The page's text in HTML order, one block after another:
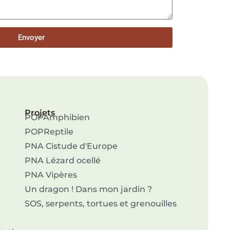
Envoyer
Projets
POPAmphibien
POPReptile
PNA Cistude d'Europe
PNA Lézard ocellé
PNA Vipères
Un dragon ! Dans mon jardin ?
SOS, serpents, tortues et grenouilles